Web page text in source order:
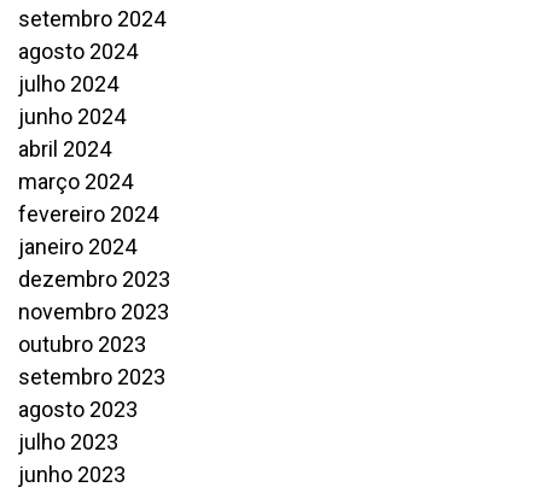
setembro 2024
agosto 2024
julho 2024
junho 2024
abril 2024
março 2024
fevereiro 2024
janeiro 2024
dezembro 2023
novembro 2023
outubro 2023
setembro 2023
agosto 2023
julho 2023
junho 2023